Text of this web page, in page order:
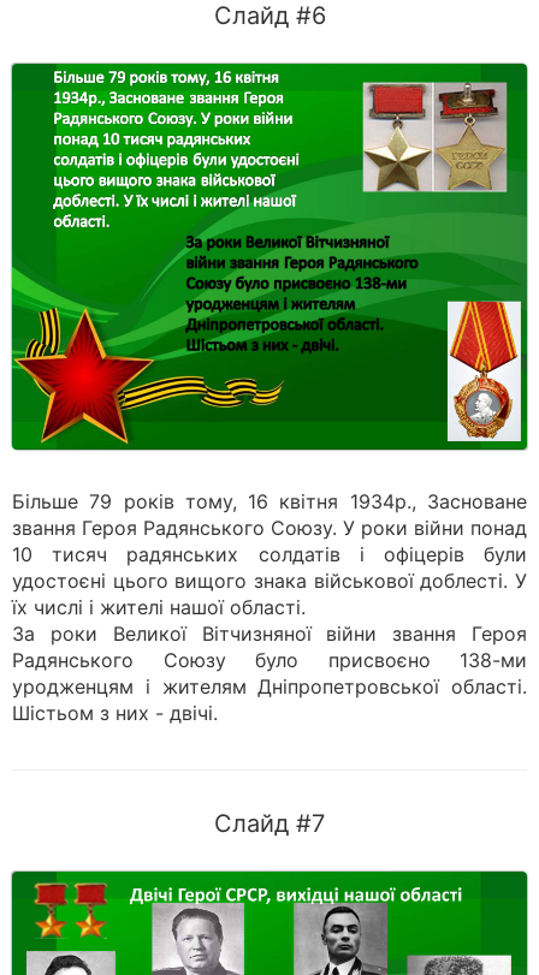
Слайд #6
Більше 79 років тому, 16 квітня 1934р., Засноване
звання Героя Радянського Союзу. У роки війни понад
10 тисяч радянських солдатів і офіцерів були
удостоєні цього вищого знака військової доблесті. У
їх числі і жителі нашої області.
За роки Великої Вітчизняної війни звання Героя
Радянського Союзу було присвоєно 138-ми
уродженцям і жителям Дніпропетровської області.
Шістьом з них - двічі.
Слайд #7